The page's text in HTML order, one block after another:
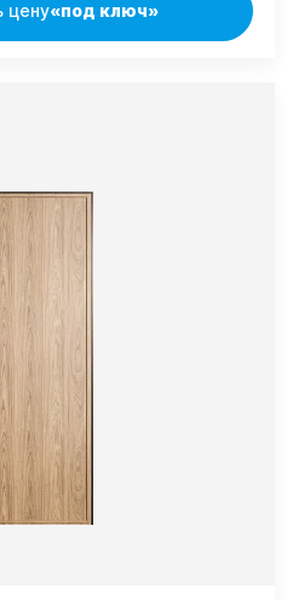
цену«под ключ»